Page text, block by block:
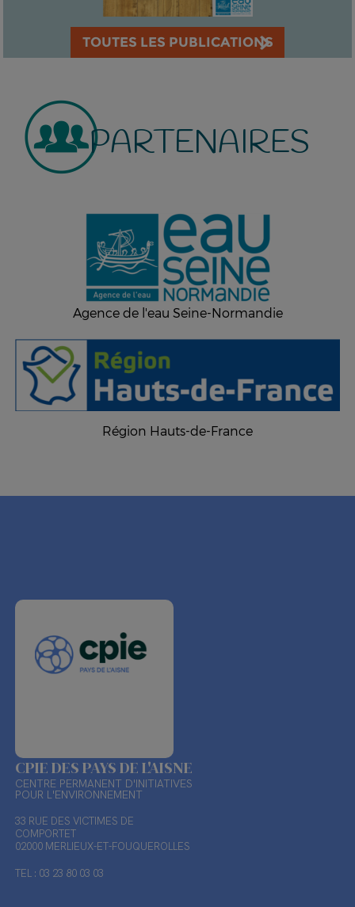
TOUTES LES PUBLICATIONS
PARTENAIRES
Agence de l'eau Seine-Normandie
Région Hauts-de-France
CPIE DES PAYS DE L'AISNE
CENTRE PERMANENT D'INITIATIVES
POUR L'ENVIRONNEMENT
33 RUE DES VICTIMES DE
COMPORTET
02000 MERLIEUX-ET-FOUQUEROLLES
TEL : 03 23 80 03 03